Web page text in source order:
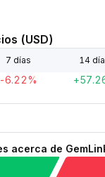
(USD)
7 días 14
-6.22%
acerca de